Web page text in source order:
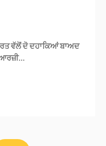
ਵੱਲੋਂ ਦੋ ਦਹਾਕਿਆਂ ਬਾਅਦ